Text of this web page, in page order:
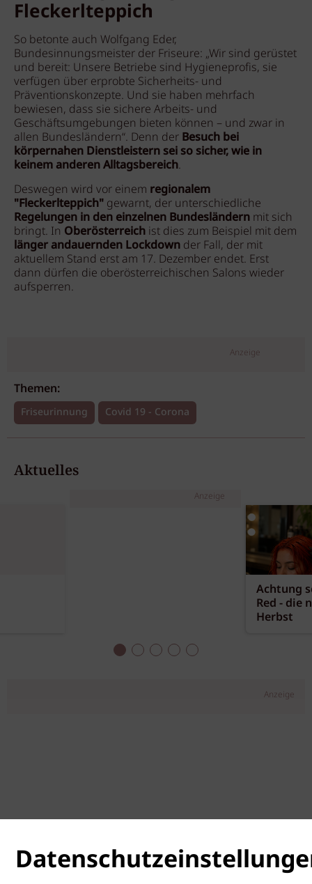
Fleckerlteppich
So betonte auch Wolfgang Eder,
Bundesinnungsmeister der Friseure: „Wir sind gerüstet
und bereit: Unsere Betriebe sind Hygieneprofis, sie
verfügen über erprobte Sicherheits- und
Präventionskonzepte. Und sie haben mehrfach
bewiesen, dass sie sichere Arbeits- und
Geschäftsumgebungen bieten können – und zwar in
allen Bundesländern“. Denn der Besuch bei
körpernahen Dienstleistern sei so sicher, wie in
keinem anderen Alltagsbereich.
Deswegen wird vor einem regionalem
"Fleckerlteppich" gewarnt, der unterschiedliche
Regelungen in den einzelnen Bundesländern mit sich
bringt. In Oberösterreich ist dies zum Beispiel mit dem
länger andauernden Lockdown der Fall, der mit
aktuellem Stand erst am 17. Dezember endet. Erst
dann dürfen die oberösterreichischen Salons wieder
aufsperren.
Anzeige
Themen:
Friseurinnung Covid 19 - Corona
Aktuelles
Anzeige
Achtung
Red - die
Herbst
Anzeige